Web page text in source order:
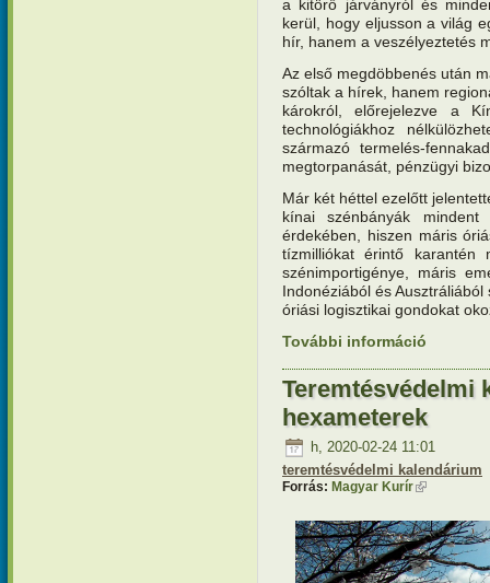
a kitörő járványról és
kerül, hogy eljusson a világ
hír, hanem a veszélyeztetés
Az első megdöbbenés után
szóltak a hírek, hanem
károkról, előrejelezve a
technológiákhoz
származó termelés-
megtorpanását, pénzügyi
Már két héttel ezelőtt
kínai szénbányák mindent
érdekében, hiszen máris
tízmilliókat érintő karantén
szénimportigénye, máris
Indonéziából és
óriási logisztikai gondokat
További információ
Teremtésvédelmi
hexameterek
h, 2020-02-24 11:01
teremtésvédelmi kalendárium
Forrás: Magyar Kurír(külső